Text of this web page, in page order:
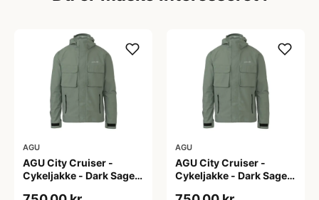
AGU
AGU City Cruiser -
Cykeljakke - Dark Sage -
AGU
AGU City Cruiser -
Cykeljakke - Dark Sage -